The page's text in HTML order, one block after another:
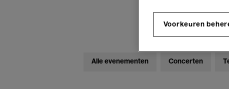
Alle evenementen Concerten
Voorkeuren